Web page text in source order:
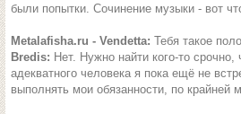
были попытки. Сочинение музыки - вот
Metalafisha.ru - Vendetta: Тебя такое
Bredis: Нет. Нужно найти кого-то
адекватного человека я пока ещё не
выполнять мои обязанности, по крайней